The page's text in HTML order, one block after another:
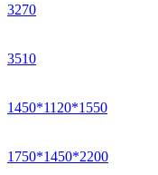
3270
3510
1450*1120*1550
1750*1450*2200